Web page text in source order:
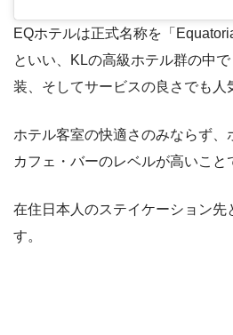
EQホテルは正式名称を「
といい、KLの高級ホテル群の中
装、そしてサービスの良さでも人
ホテル客室の快適さのみならず、
カフェ・バーのレベルが高いこと
在住日本人のステイケーション先
す。